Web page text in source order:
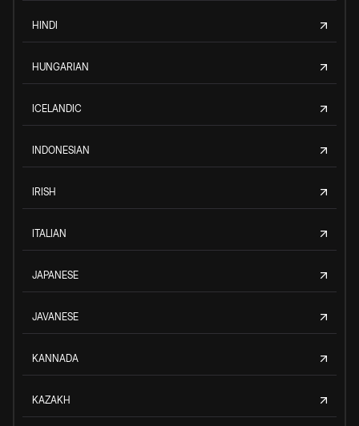
HINDI
HUNGARIAN
ICELANDIC
INDONESIAN
IRISH
ITALIAN
JAPANESE
JAVANESE
KANNADA
KAZAKH